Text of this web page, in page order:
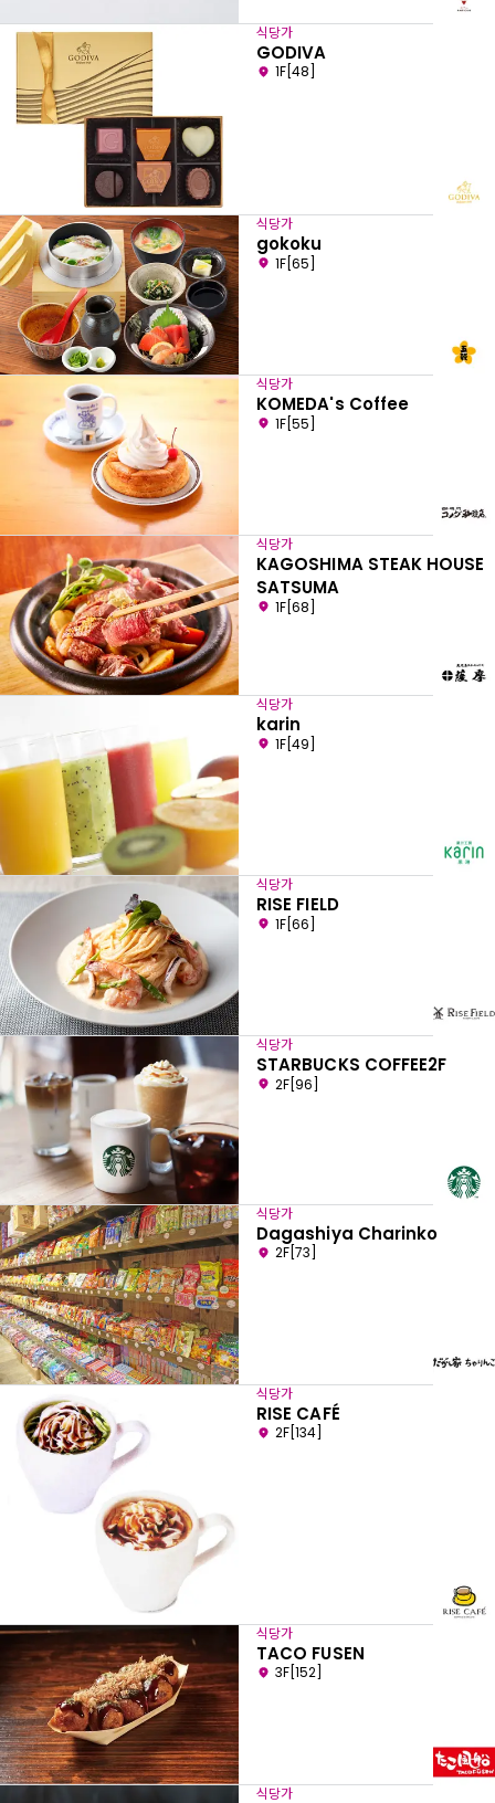
식당가
GODIVA
1F[48]
식당가
gokoku
1F[65]
식당가
KOMEDA's Coffee
1F[55]
식당가
KAGOSHIMA STEAK HOUSE
SATSUMA
1F[68]
식당가
karin
1F[49]
식당가
RISE FIELD
1F[66]
식당가
STARBUCKS COFFEE2F
2F[96]
식당가
Dagashiya Charinko
2F[73]
식당가
RISE CAFÉ
2F[134]
식당가
TACO FUSEN
3F[152]
식당가